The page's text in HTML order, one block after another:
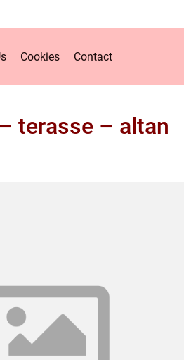
Cookies Contact
terasse – altan